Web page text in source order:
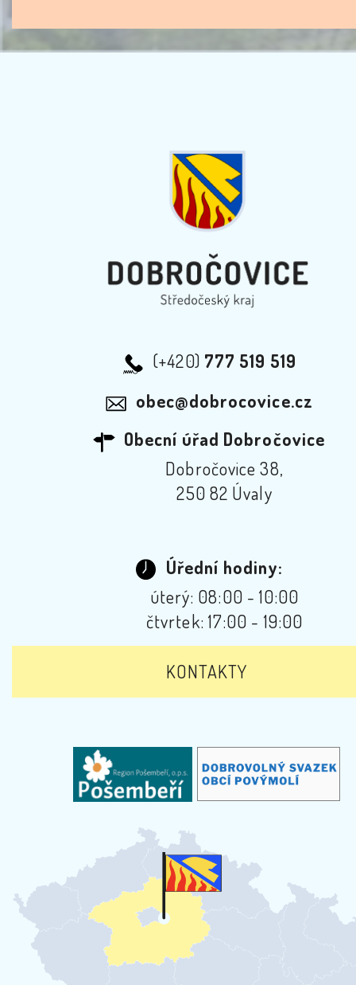
(+420) 777 519 519
obec@dobrocovice.cz
Obecní úřad Dobročovice
Dobročovice 38,
250 82 Úvaly
Úřední hodiny:
úterý: 08:00 - 10:00
čtvrtek: 17:00 - 19:00
KONTAKTY